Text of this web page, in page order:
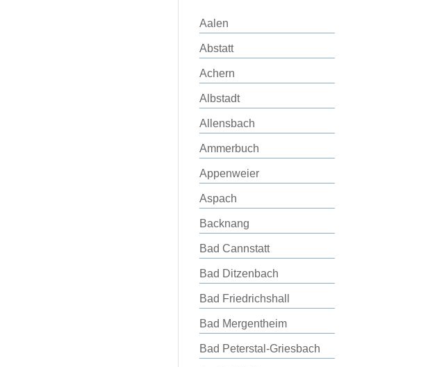
Aalen
Abstatt
Achern
Albstadt
Allensbach
Ammerbuch
Appenweier
Aspach
Backnang
Bad Cannstatt
Bad Ditzenbach
Bad Friedrichshall
Bad Mergentheim
Bad Peterstal-Griesbach